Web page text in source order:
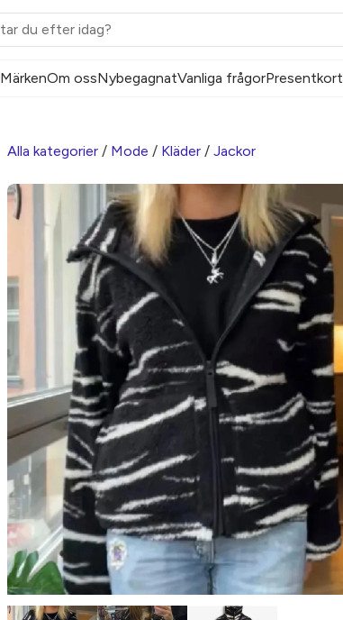
MärkenOm ossNybegagnatVanliga frågorPresentkort
Alla kategorier / Mode / Kläder / Jackor